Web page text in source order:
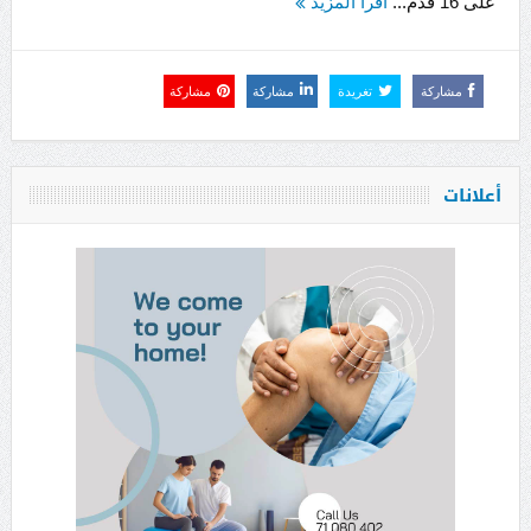
مشاركة تغريدة مشاركة مشاركة
أعلانات